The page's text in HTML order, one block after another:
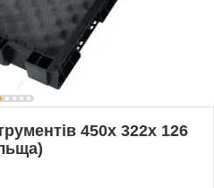
450х 322х 126